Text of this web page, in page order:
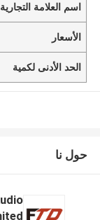
اسم العلامة التجارية
الأسعار
الحد الأدنى لكمية
حول نا